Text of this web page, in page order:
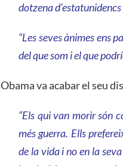
dotzena
“Les seves ànimes ens
del que som i el que
Obama va acabar el seu
“Els qui van morir són
més guerra. Ells
de la vida i no en la